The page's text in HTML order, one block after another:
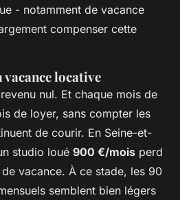
- notamment de vacance
compenser cette
vacance locative
nul. Et chaque mois de
de loyer, sans compter les
de courir. En Seine-et-
studio loué 900 €/mois perd
vacance. À ce stade, les 90
semblent bien légers